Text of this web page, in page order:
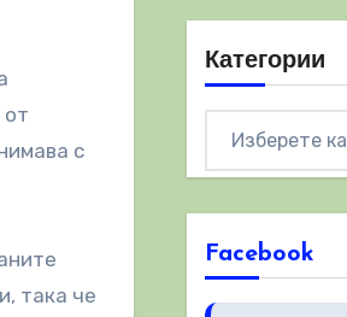
от
с
така че
Категории
Facebook